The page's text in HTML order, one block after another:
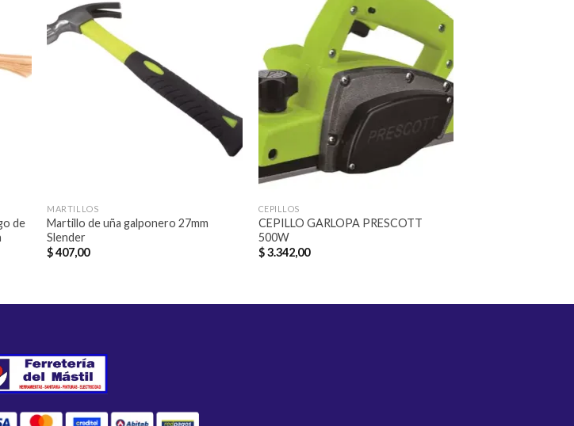
de
de
MARTILLOS
Martillo de uña galponero 27mm
Slender
$407,00
Añadir
a la
lista de
deseos
CEPILLOS
CEPILLO GARLOPA PRESCOTT
500W
$3.342,00